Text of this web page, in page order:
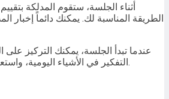
أثناء الجلسة، ستقوم المدلكة
الطريقة المناسبة لك. يمكنك دائماً
عندما تبدأ الجلسة، يمكنك التركيز
التفكير في الأشياء اليومية، واستعد للتمتع بالتجربة بالكامل.